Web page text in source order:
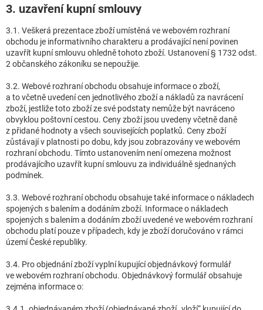
3. uzavření kupní smlouvy
3.1. Veškerá prezentace zboží umístěná ve webovém rozhraní
obchodu je informativního charakteru a prodávající není povinen
uzavřít kupní smlouvu ohledně tohoto zboží. Ustanovení § 1732 odst.
2 občanského zákoníku se nepoužije.
3.2. Webové rozhraní obchodu obsahuje informace o zboží,
a to včetně uvedení cen jednotlivého zboží a nákladů za navrácení
zboží, jestliže toto zboží ze své podstaty nemůže být navráceno
obvyklou poštovní cestou. Ceny zboží jsou uvedeny včetně daně
z přidané hodnoty a všech souvisejících poplatků. Ceny zboží
zůstávají v platnosti po dobu, kdy jsou zobrazovány ve webovém
rozhraní obchodu. Tímto ustanovením není omezena možnost
prodávajícího uzavřít kupní smlouvu za individuálně sjednaných
podmínek.
3.3. Webové rozhraní obchodu obsahuje také informace o nákladech
spojených s balením a dodáním zboží. Informace o nákladech
spojených s balením a dodáním zboží uvedené ve webovém rozhraní
obchodu platí pouze v případech, kdy je zboží doručováno v rámci
území České republiky.
3.4. Pro objednání zboží vyplní kupující objednávkový formulář
ve webovém rozhraní obchodu. Objednávkový formulář obsahuje
zejména informace o: